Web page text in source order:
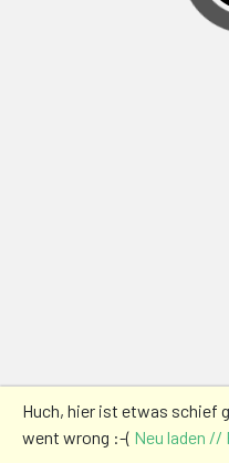
Huch, hier ist etwas schief
went wrong :-( Neu laden //